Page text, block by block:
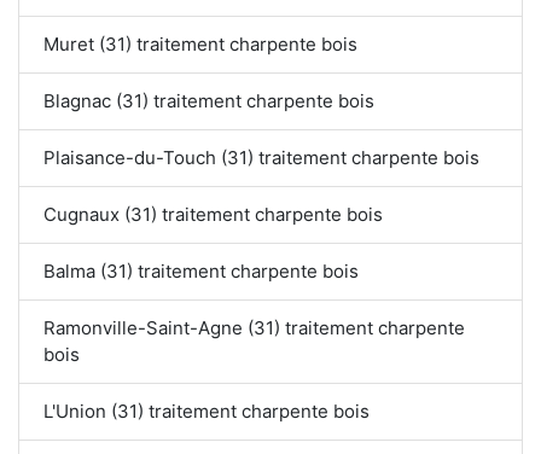
Muret (31) traitement charpente bois
Blagnac (31) traitement charpente bois
Plaisance-du-Touch (31) traitement charpente bois
Cugnaux (31) traitement charpente bois
Balma (31) traitement charpente bois
Ramonville-Saint-Agne (31) traitement charpente
bois
L'Union (31) traitement charpente bois